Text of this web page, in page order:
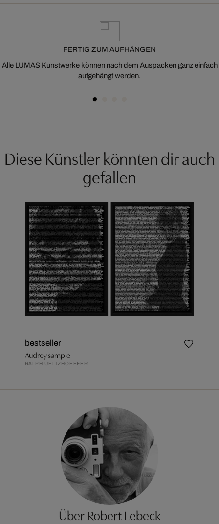
FERTIG ZUM AUFHÄNGEN
Alle LUMAS Kunstwerke können nach dem Auspacken ganz einfach
aufgehängt werden.
Diese Künstler könnten dir auch
gefallen
bestseller
Audrey sample
RALPH UELTZHOEFFER
Über Robert Lebeck